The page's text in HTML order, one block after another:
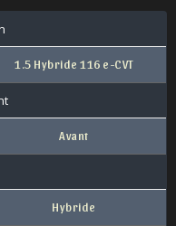
1.5 Hybride 116 e-CVT
Avant
Hybride